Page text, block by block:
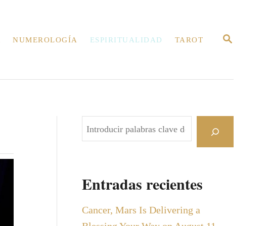
B
A
NUMEROLOGÍA ESPIRITUALIDAD TAROT
B
u
a
r
Entradas recientes
Cancer, Mars Is Delivering a